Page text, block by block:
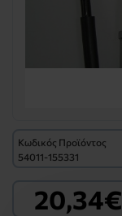
Κωδικός Προϊόντος
54011-155331
20,34€